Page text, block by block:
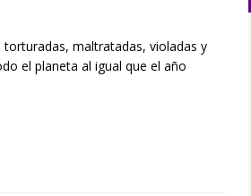
maltratadas, violadas y
el planeta al igual que el año